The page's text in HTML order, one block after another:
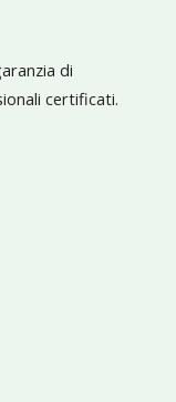
di
certificati.